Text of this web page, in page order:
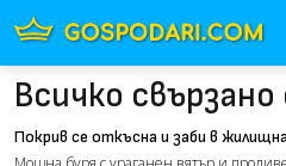
Всичко
Покрив се откъсна и заби в жилищна
сграда след буря в Приморско